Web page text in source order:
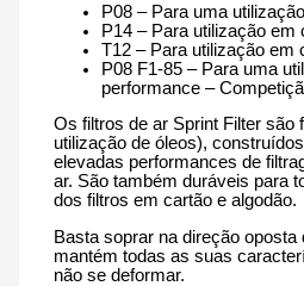
P08 – Para uma
P14 – Para utilização em
T12 – Para utilização em
P08 F1-85 – Para uma
performance –
Os filtros de ar Sprint Filter são
utilização de óleos),
elevadas performances de
ar. São também duráveis para
dos filtros em cartão e algodão.
Basta soprar na direção oposta
mantém todas as suas
não se deformar.